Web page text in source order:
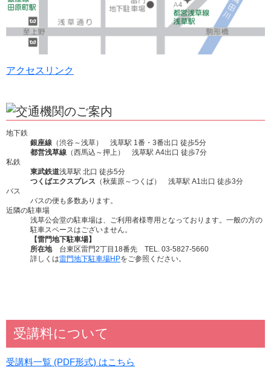
アクセスリンク
地下鉄
銀座線 （渋谷～浅草） 浅草駅 1番・3番出口 徒歩5分
都営浅草線 （西馬込～押上） 浅草駅 A4出口 徒歩7分
私鉄
東武鉄道浅草駅 北口 徒歩5分
つくばエクスプレス （秋葉原～つくば） 浅草駅 A1出口 徒歩3分
バス
バスの便も多数あります。
近隣の駐車場
浅草公会堂の駐車場は、ご利用者様専用となっております。一般の方の
駐車スペースはございません。
【雷門地下駐車場】
所在地台東区雷門2丁目18番先 TEL. 03-5827-5660
詳しくは雷門地下駐車場HPをご参照ください。
受講料について
受講料一覧 (PDF形式) はこちら